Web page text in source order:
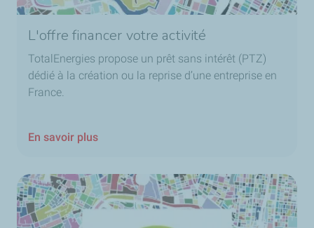
L'offre financer votre activité
TotalEnergies propose un prêt sans intérêt (PTZ)
dédié à la création ou la reprise d’une entreprise en
France.
En savoir plus